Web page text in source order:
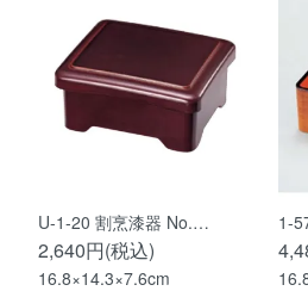
U-1-20 割烹漆器 No.…
2,640円(税込)
16.8×14.3×7.6cm
1-